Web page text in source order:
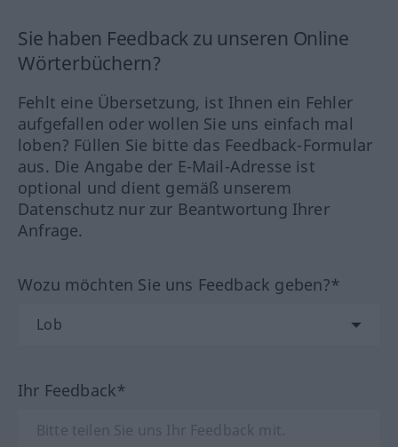
Sie haben Feedback zu unseren Online
Wörterbüchern?
Fehlt eine Übersetzung, ist Ihnen ein Fehler
aufgefallen oder wollen Sie uns einfach mal
loben? Füllen Sie bitte das Feedback-Formular
aus. Die Angabe der E-Mail-Adresse ist
optional und dient gemäß unserem
Datenschutz nur zur Beantwortung Ihrer
Anfrage.
Wozu möchten Sie uns Feedback geben?*
Ihr Feedback*